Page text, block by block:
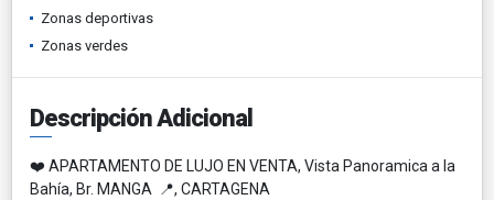
Zonas deportivas
Zonas verdes
Descripción Adicional
❤️ APARTAMENTO DE LUJO EN VENTA, Vista Panoramica a la
Bahía, Br. MANGA 📍, CARTAGENA